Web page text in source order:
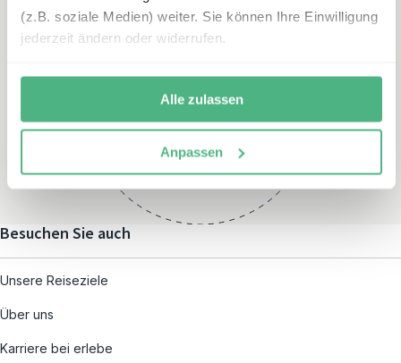
(z.B. soziale Medien) weiter. Sie können Ihre Einwilligung
jederzeit ändern oder widerrufen.
Alle zulassen
Anpassen
Montag – Freitag:
und nach individueller
Terminvereinbarung
Besuchen Sie auch
Unsere Reiseziele
Über uns
Karriere bei erlebe